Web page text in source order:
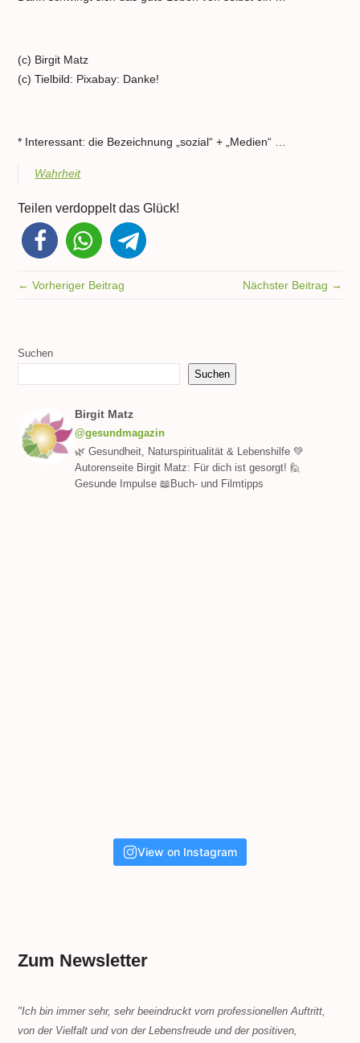
(c) Birgit Matz
(c) Tielbild: Pixabay: Danke!
* Interessant: die Bezeichnung „sozial“ + „Medien“ …
Wahrheit
Teilen verdoppelt das Glück!
← Vorheriger Beitrag Nächster Beitrag →
Suchen
Suchen
Birgit Matz
@gesundmagazin
🌿 Gesundheit, Naturspiritualität & Lebenshilfe 💚
Autorenseite Birgit Matz: Für dich ist gesorgt! 🙋
Gesunde Impulse 📖Buch- und Filmtipps
View on Instagram
Zum Newsletter
"Ich bin immer sehr, sehr beeindruckt vom professionellen Auftritt,
von der Vielfalt und von der Lebensfreude und der positiven,